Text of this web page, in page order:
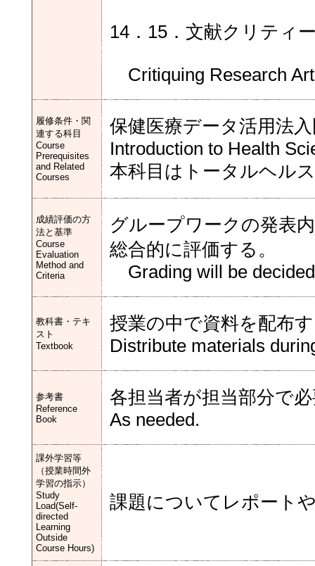
14．15．文献クリティ
Critiquing Research
履修条件・関
連する科目
Course
Prerequisites
and Related
Courses
保健医療データ活用法
Introduction to Health
本科目はトータルヘル
成績評価の方
法と基準
Course
Evaluation
Method and
Criteria
グループワークの発表
総合的に評価する。
Grading will be
教科書・テキ
スト
Textbook
授業の中で資料を配布
Distribute materials
参考書
Reference
Book
各担当者が担当部分で
As needed.
課外学習等
（授業時間外
学習の指示）
Study
Load(Self-
directed
Learning
Outside
Course Hours)
課題についてレポート